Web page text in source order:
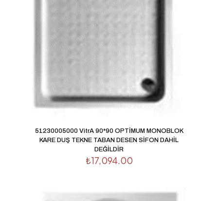
51230005000 VitrA 90*90 OPTİMUM MONOBLOK
KARE DUŞ TEKNE TABAN DESEN SİFON DAHİL
DEĞİLDİR
₺17,094.00